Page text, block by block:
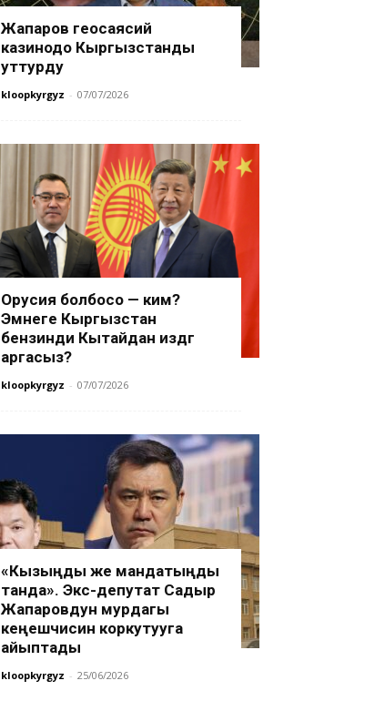
Жапаров геосаясий
казинодо Кыргызстанды
уттурду
kloopkyrgyz - 07/07/2026
Орусия болбосо — ким?
Эмнеге Кыргызстан
бензинди Кытайдан издөөгө
аргасыз?
kloopkyrgyz - 07/07/2026
«Кызыңды же мандатыңды
танда». Экс-депутат Садыр
Жапаровдун мурдагы
кеңешчисин коркутууга
айыптады
kloopkyrgyz - 25/06/2026